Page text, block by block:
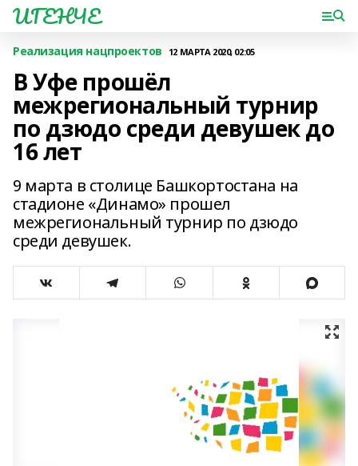
ИГЕНЧЕ
Реализация нацпроектов 12 МАРТА 2020, 02:05
В Уфе прошёл
межрегиональный турнир
по дзюдо среди девушек до
16 лет
9 марта в столице Башкортостана на
стадионе «Динамо» прошел
межрегиональный турнир по дзюдо
среди девушек.